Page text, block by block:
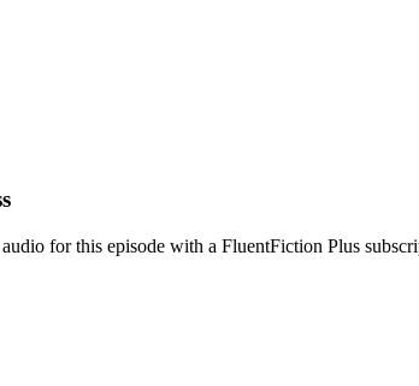
for this episode with a FluentFiction Plus